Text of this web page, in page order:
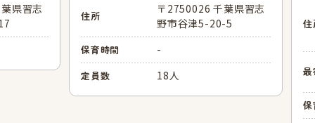
県習志
住所
〒2750026 千葉県習志
野市谷津5-20-5
保育時間 -
定員数 18人
住
最
保